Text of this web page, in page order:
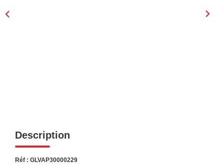
Description
Réf : GLVAP30000229